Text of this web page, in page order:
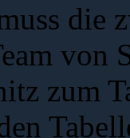
die
zum